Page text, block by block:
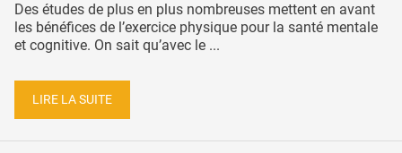
Des études de plus en plus nombreuses mettent en avant
les bénéfices de l’exercice physique pour la santé mentale
et cognitive. On sait qu’avec le ...
LIRE LA SUITE